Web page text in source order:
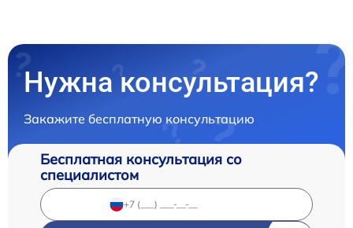
Нужна консультация?
Закажите бесплатную консультацию
Бесплатная консультация со
специалистом